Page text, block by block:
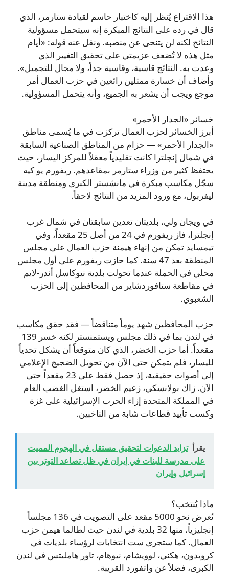
هذا الاقتراع يُنظر إليه كاختبار حاسم لقيادة ستارمر، الذي
قال في رده على النتائج المبكرة إنه سيتحمل مسؤولية
النتائج لكنه لن يتنحى عن منصبه. ونقل عنه قوله: «أيام
مثل هذه لا تُضعف عزيمتي على تحقيق التغيير الذي
وعدت به. النتائج قاسية، وقاسية جداً، ولا مجال للتجميل».
وأضاف أن خسارة ممثلين رائعين في حزب العمال أمر
موجع ويجب أن يشعر به الجميع، وأنه يتحمل المسؤولية.
خسائر «الجدار الأحمر»
أبرز الخسائر لحزب العمال تركزت في ما يُسمى مناطق
«الجدار الأحمر» — حزام من المناطق الصناعية السابقة
في شمال إنجلترا كانت تقليدياً معقلاً للمركز اليسار، حيث
يحتفظ كثير من وزراء ستارمر بمقاعدهم. ريفورم يو كيه
سجّل مكاسب مبكرة في مانشستر الكبرى ومنطقة مدينة
ليفربول، مع ورود المزيد من النتائج لاحقاً.
في ويجان ولي، بلديتان تعدين سابقتان في شمال غرب
إنجلترا، فاز ريفورم في 24 من أصل 25 مقعداً، وفي
تيمسايد تمكن من إنهاء هيمنة حزب العمال على مجلس
المنطقة بعد 47 سنة. كما حازت ريفورم على أول مجلس
محلي في الحملة عندما تحولت بلدية نيوكاسل أندر-لايم
في مقاطعة ستافوردشاير من المحافظين إلى الحزب
الشعبوي.
حزب المحافظين شهد يوماً متناقضاً — فقد حقق مكاسب
في لندن بما في ذلك مجلس ويستمنستر لكنه خسر 139
مقعداً. أما حزب الخضر، الذي كان متوقعاً أن يشكل تحدياً
لليسار، فلم يتمكن حتى الآن من تحويل الضجيج الإعلامي
إلى أصوات حقيقية، إذ حصل فقط على 23 مقعداً حتى
الآن. زاك بولانسكي، زعيم الخضر، استغل الغضب العام
في المملكة المتحدة إزاء الحرب الإسرائيلية على غزة
وكسب تأييد قطاعات شابة من الناخبين.
يقرأ تزايد الدعوات لتحقيق مستقل في الهجوم المميت
على مدرسة للبنات في إيران في ظل تصاعد التوتر بين
إسرائيل وإيران
ماذا يُنتخب؟
تُعرض نحو 5000 مقعد على التصويت في 136 مجلساً
إنجليزياً، منها 32 بلدية في لندن حيث لطالما هيمن حزب
العمال. كما ستجرى ست انتخابات لرؤساء بلديات في
كرويدون، هكني، لوويشام، نيوهام، تاور هامليتس في لندن
الكبرى، فضلاً عن واتفورد القريبة.